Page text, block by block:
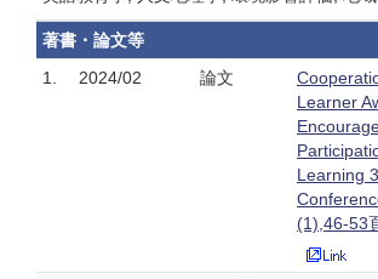
著書・論文等
1.
2024/02 論文
Learner
Learning
(1),46-53